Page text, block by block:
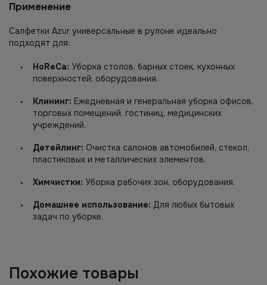
Применение
Салфетки Azur универсальные в рулоне идеально
подходят для:
HoReCa: Уборка столов, барных стоек, кухонных
поверхностей, оборудования.
Клининг: Ежедневная и генеральная уборка офисов,
торговых помещений, гостиниц, медицинских
учреждений.
Детейлинг: Очистка салонов автомобилей, стекол,
пластиковых и металлических элементов.
Химчистки: Уборка рабочих зон, оборудования.
Домашнее использование: Для любых бытовых
задач по уборке.
Похожие товары